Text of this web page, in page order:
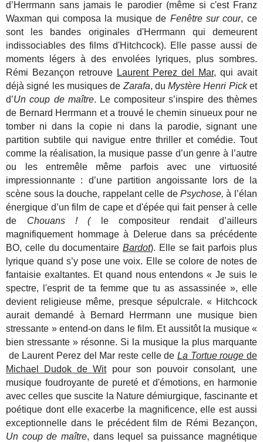
d’Herrmann sans jamais le parodier (même si c'est Franz
Waxman qui composa la musique de Fenêtre sur cour, ce
sont les bandes originales d'Herrmann qui demeurent
indissociables des films d'Hitchcock). Elle passe aussi de
moments légers à des envolées lyriques, plus sombres.
Rémi Bezançon retrouve Laurent Perez del Mar, qui avait
déjà signé les musiques de Zarafa, duMystère Henri Picket
d’Un coup de maître. Le compositeur s’inspire des thèmes
de Bernard Herrmann et a trouvé le chemin sinueux pour ne
tomber ni dans la copie ni dans la parodie, signant une
partition subtile qui navigue entre thriller et comédie. Tout
comme la réalisation, la musique passe d’un genre à l’autre
ou les entremêle même parfois avec une virtuosité
impressionnante : d’une partition angoissante lors de la
scène sous la douche, rappelant celle dePsychose, à l’élan
énergique d’un film de cape et d'épée qui fait penser à celle
de Chouans ! (le compositeur rendait d’ailleurs
magnifiquement hommage à Delerue dans sa précédente
BO, celle du documentaireBardot). Elle se fait parfois plus
lyrique quand s’y pose une voix. Elle se colore de notes de
fantaisie exaltantes. Et quand nous entendons« Je suis le
spectre, l'esprit de ta femme que tu as assassinée », elle
devient religieuse même, presque sépulcrale. « Hitchcock
aurait demandé à Bernard Herrmann une musique bien
stressante » entend-on dans le film. Et aussitôt la musique «
bien stressante » résonne. Si la musique la plus marquante
de Laurent Perez del Mar reste celle de La Tortue rouge de
Michael Dudok de Witpour son pouvoir consolant, une
musique foudroyante de pureté et d'émotions, en harmonie
avec celles que suscite la Nature démiurgique, fascinante et
poétique dont elle exacerbe la magnificence, elle est aussi
exceptionnelle dans le précédent film de Rémi Bezançon,
Un coup de maître, dans lequel sa puissance magnétique